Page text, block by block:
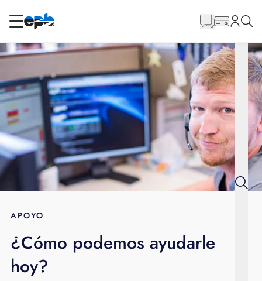
RESIDENCIAL
Internet
Energía
Televisión
BLOG
APOYO
principal
APOYO
¿Cómo podemos ayudarle
hoy?